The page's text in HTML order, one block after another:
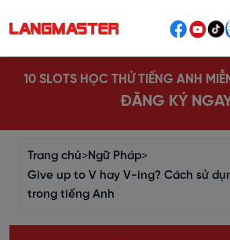
10 SLOTS HỌC THỬ TIẾNG ANH
ĐĂNG KÝ
Trang chủ>Ngữ Pháp>
Give up to V hay V-ing? Cách sử
trong tiếng Anh